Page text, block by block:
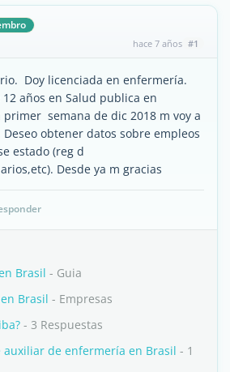
hace 7 años #1
Doy licenciada en enfermería.
años en Salud publica en
primer semana de dic 2018 m voy a
obtener datos sobre empleos
estado (reg d
Desde ya m gracias
Brasil - Guia
Brasil - Empresas
- 3 Respuestas
de enfermería en Brasil - 1